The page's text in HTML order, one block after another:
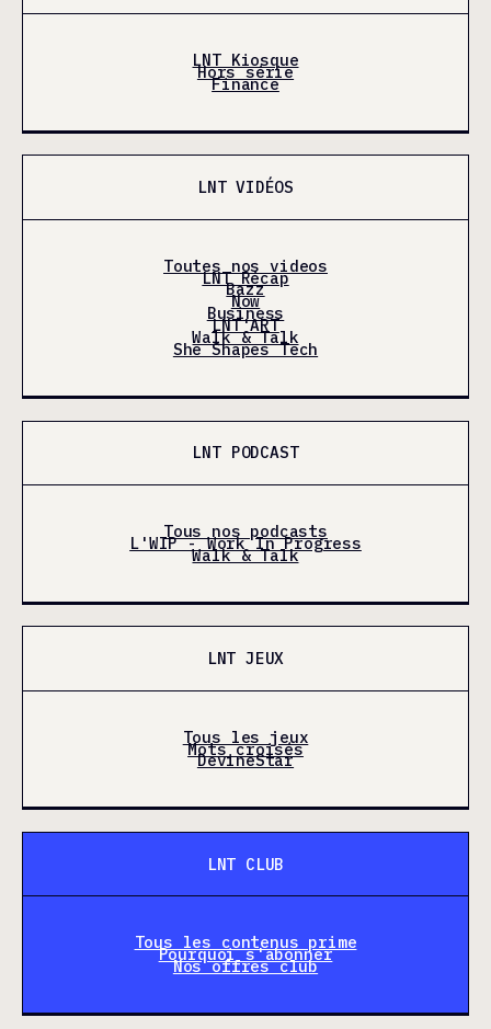
LNT Kiosque
Hors série
Finance
LNT VIDÉOS
Toutes nos videos
LNT Récap
Bazz
Now
Business
LNT'ART
Walk & Talk
She Shapes Tech
LNT PODCAST
Tous nos podcasts
L'WIP - Work In Progress
Walk & Talk
LNT JEUX
Tous les jeux
Mots croisés
DevineStar
LNT CLUB
Tous les contenus prime
Pourquoi s'abonner
Nos offres club